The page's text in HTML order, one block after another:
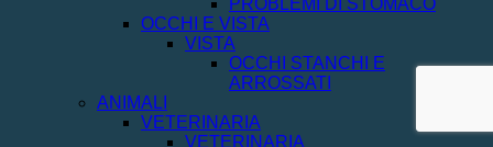
PROBLEMI DI STOMACO
OCCHI E VISTA
VISTA
OCCHI STANCHI E
ARROSSATI
ANIMALI
VETERINARIA
VETERINARIA